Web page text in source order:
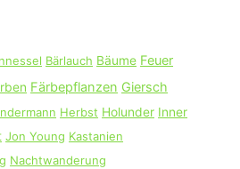
Bärlauch Bäume Feuer
Färbepflanzen Giersch
Herbst Holunder Inner
Jon Young Kastanien
Nachtwanderung